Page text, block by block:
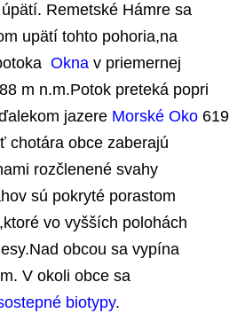
Remetské Hámre sa
upätí tohto pohoria,na
Okna v priemernej
m n.m.Potok preteká popri
jazere Morské Oko 619
chotára obce zaberajú
rozčlenené svahy
sú pokryté porastom
vo vyšších polohách
obcou sa vypína
V okoli obce sa
biotypy.